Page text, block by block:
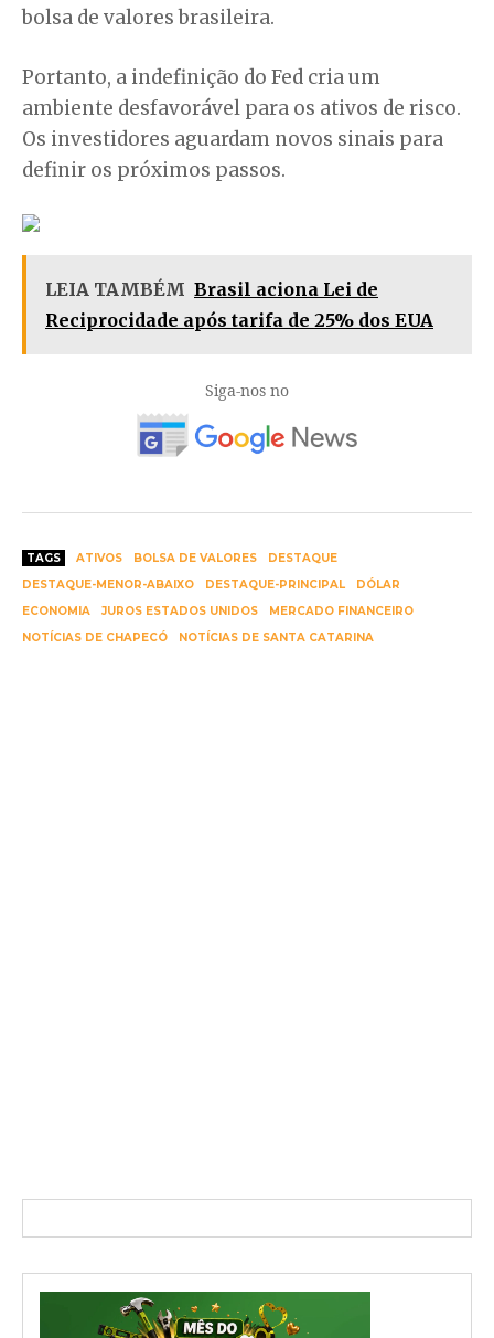
bolsa de valores brasileira.
Portanto, a indefinição do Fed cria um
ambiente desfavorável para os ativos de risco.
Os investidores aguardam novos sinais para
definir os próximos passos.
LEIA TAMBÉM Brasil aciona Lei de
Reciprocidade após tarifa de 25% dos EUA
Siga-nos no
TAGS ATIVOS BOLSA DE VALORES
DESTAQUE
DESTAQUE-MENOR-ABAIXO
DESTAQUE-PRINCIPAL
DÓLAR
ECONOMIA
JUROS ESTADOS UNIDOS
MERCADO FINANCEIRO
NOTÍCIAS DE CHAPECÓ
NOTÍCIAS DE SANTA CATARINA